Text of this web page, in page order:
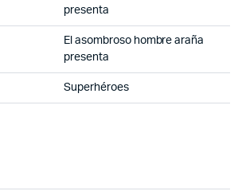
presenta
El asombroso hombre araña
presenta
Superhéroes